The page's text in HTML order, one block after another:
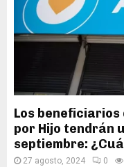
Los beneficiarios
por Hijo tendrán
septiembre:
27 agosto, 2024 0